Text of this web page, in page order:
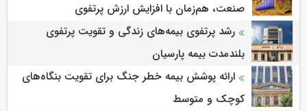
صنعت، هم‌زمان با افزایش ارزش پرتفوی
رشد پرتفوی بیمه‌های زندگی و تقویت پرتفوی
بلندمدت بیمه پارسیان
ارائه پوشش بیمه خطر جنگ برای تقویت بنگاه‌های
کوچک و متوسط